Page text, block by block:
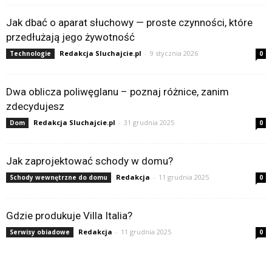
Jak dbać o aparat słuchowy — proste czynności, które
przedłużają jego żywotność
Technologie Redakcja Sluchajcie.pl - 9 stycznia 2026 0
Dwa oblicza poliwęglanu – poznaj różnice, zanim
zdecydujesz
Dom Redakcja Sluchajcie.pl - 31 grudnia 2025 0
Jak zaprojektować schody w domu?
Schody wewnętrzne do domu Redakcja - 11 grudnia 2025 0
Gdzie produkuje Villa Italia?
Serwisy obiadowe Redakcja - 11 grudnia 2025 0